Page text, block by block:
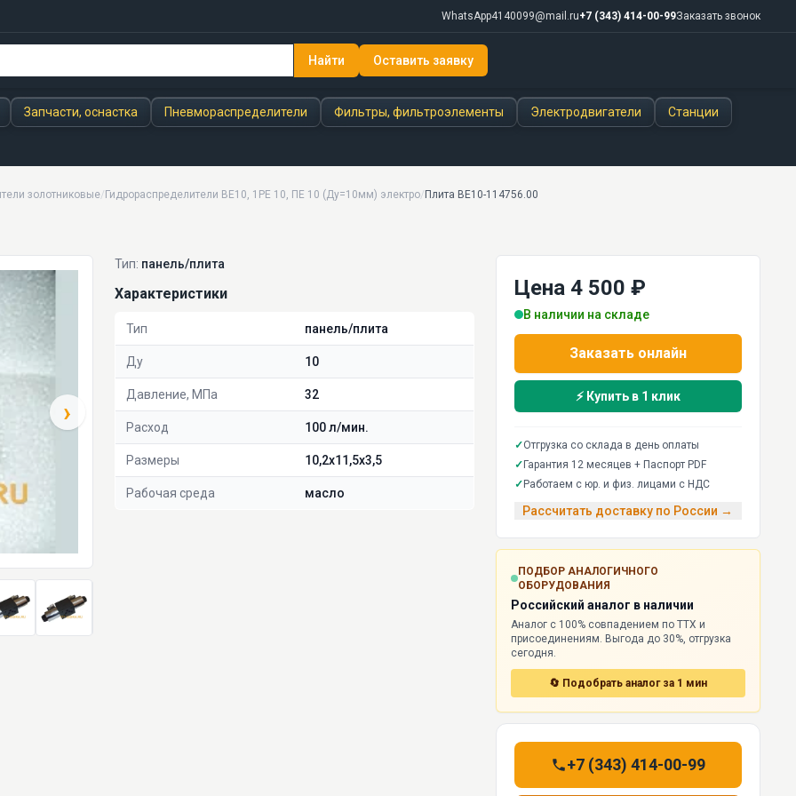
WhatsApp4140099@mail.ru+7 (343) 414-00-99Заказать звонок
Найти Оставить заявку
Запчасти, оснастка Пневмораспределители Фильтры, фильтроэлементы Электродвигатели Станции
золотниковые/ Гидрораспределители ВЕ10, 1РЕ 10, ПЕ 10 (Ду=10мм) электро/ Плита ВЕ10-114756.00
›
Тип: панель/плита
Характеристики
Тип панель/плита
Ду 10
Давление, МПа 32
Расход 100 л/мин.
Размеры 10,2х11,5х3,5
Рабочая среда масло
Цена 4 500 ₽
В наличии на складе
Заказать онлайн
⚡ Купить в 1 клик
✓Отгрузка со склада в день оплаты
✓ Гарантия 12 месяцев + Паспорт PDF
✓ Работаем с юр. и физ. лицами с НДС
Рассчитать доставку по России →
ПОДБОР АНАЛОГИЧНОГО
ОБОРУДОВАНИЯ
Российский аналог в наличии
Аналог с 100% совпадением по ТТХ и
присоединениям. Выгода до 30%, отгрузка
сегодня.
🔄 Подобрать аналог за 1 мин
+7 (343) 414-00-99